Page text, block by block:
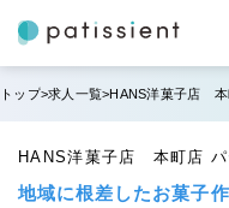
トップ 求人一覧 HANS洋菓子店 本
HANS洋菓子店 本町店 パ
地域に根差したお菓子